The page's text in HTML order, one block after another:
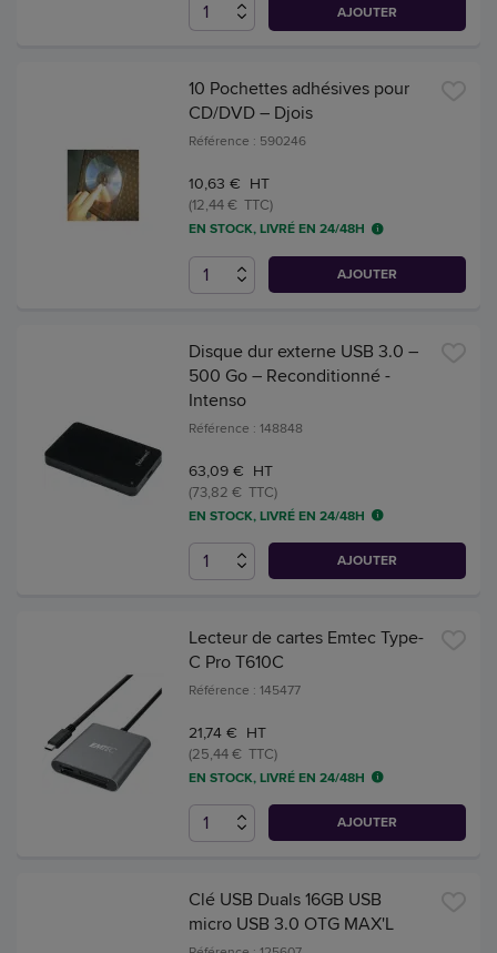
AJOUTER
10 Pochettes adhésives pour
CD/DVD – Djois
Référence : 590246
10,63 € HT
(12,44 € TTC)
EN STOCK, LIVRÉ EN 24/48H
AJOUTER
Disque dur externe USB 3.0 –
500 Go – Reconditionné -
Intenso
Référence : 148848
63,09 € HT
(73,82 € TTC)
EN STOCK, LIVRÉ EN 24/48H
AJOUTER
Lecteur de cartes Emtec Type-
C Pro T610C
Référence : 145477
21,74 € HT
(25,44 € TTC)
EN STOCK, LIVRÉ EN 24/48H
AJOUTER
Clé USB Duals 16GB USB
micro USB 3.0 OTG MAX'L